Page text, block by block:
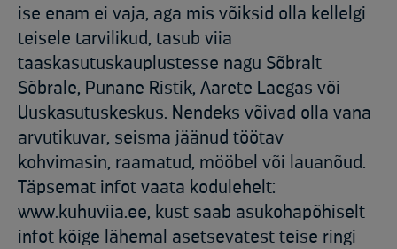
ise enam ei vaja, aga mis võiksid olla kellelgi
teisele tarvilikud, tasub viia
taaskasutuskauplustesse nagu Sõbralt
Sõbrale, Punane Ristik, Aarete Laegas või
Uuskasutuskeskus. Nendeks võivad olla vana
arvutikuvar, seisma jäänud töötav
kohvimasin, raamatud, mööbel või lauanõud.
Täpsemat infot vaata kodulehelt:
www.kuhuviia.ee, kust saab asukohapõhiselt
infot kõige lähemal asetsevatest teise ringi